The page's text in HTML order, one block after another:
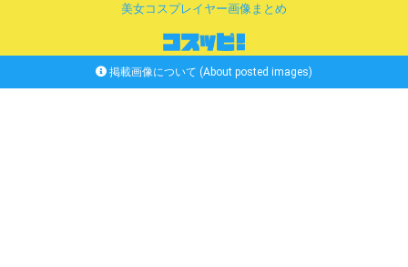
美女コスプレイヤー画像まとめ
掲載画像について (About posted images)